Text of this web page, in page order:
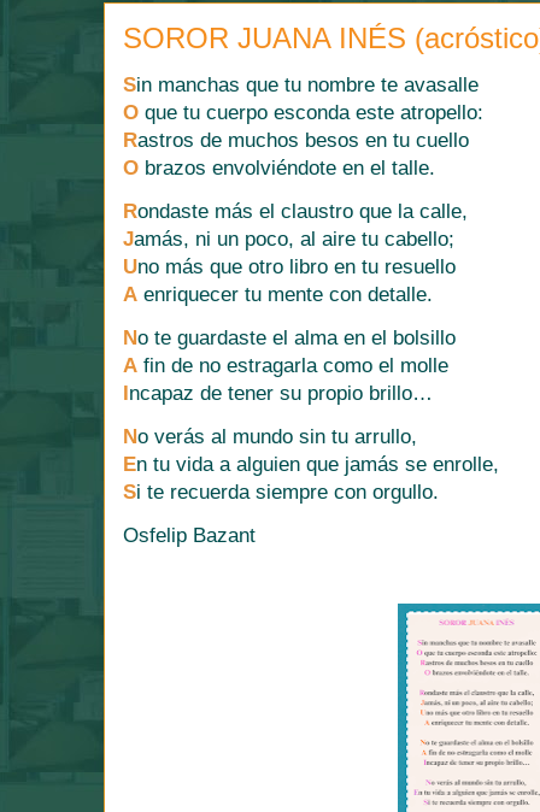
SOROR JUANA INÉS
Sin manchas que tu nombre te avasalle
O que tu cuerpo esconda este atropello:
Rastros de muchos besos en tu cuello
O brazos envolviéndote en el talle.
Rondaste más el claustro que la calle,
Jamás, ni un poco, al aire tu cabello;
Uno más que otro libro en tu resuello
A enriquecer tu mente con detalle.
No te guardaste el alma en el bolsillo
A fin de no estragarla como el molle
Incapaz de tener su propio brillo…
No verás al mundo sin tu arrullo,
En tu vida a alguien que jamás se enrolle,
Si te recuerda siempre con orgullo.
Osfelip Bazant